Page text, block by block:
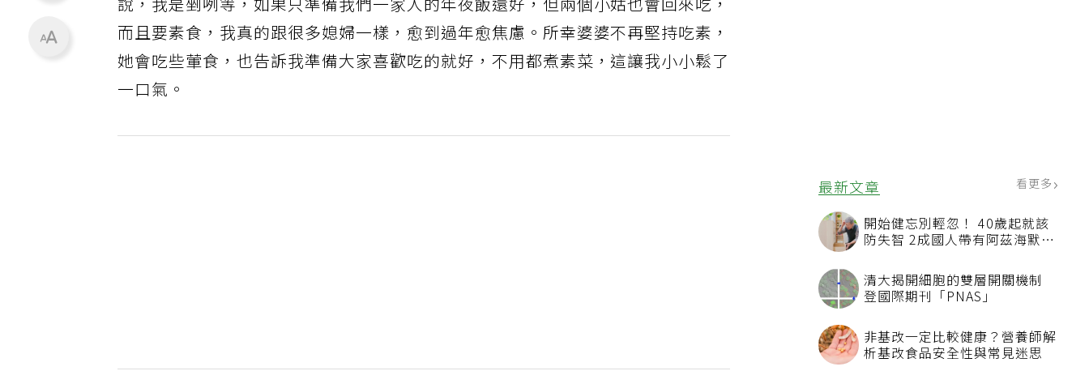
最新文章 看更多
開始健忘別輕忽！ 40歲起就該
防失智 2成國人帶有阿茲海默症
清大揭開細胞的雙層開關機制
登國際期刊「PNAS」
非基改一定比較健康？營養師解
析基改食品安全性與常見迷思
說，我是剉咧等，如果只準備我們一家人的年夜飯還好，但兩個小姑也會回來吃，
而且要素食，我真的跟很多媳婦一樣，愈到過年愈焦慮。所幸婆婆不再堅持吃素，
她會吃些葷食，也告訴我準備大家喜歡吃的就好，不用都煮素菜，這讓我小小鬆了
一口氣。